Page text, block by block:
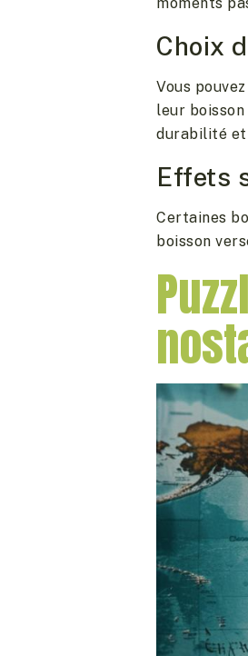
Choix
Vous
leur
durabilité
Effets
Certaines
boisson